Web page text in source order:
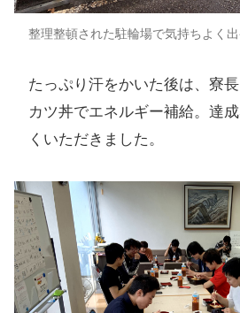
整理整頓された駐輪場で気持ちよく
たっぷり汗をかいた後は、寮
カツ丼でエネルギー補給。達
くいただきました。